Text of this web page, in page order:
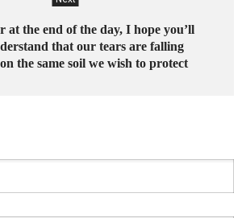
at the end of the day, I hope you’ll
that our tears are falling
the same soil we wish to protect